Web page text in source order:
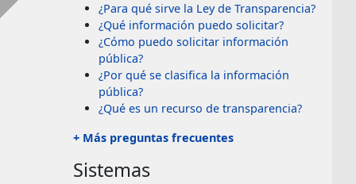
¿Para qué sirve la Ley de Transparencia?
¿Qué información puedo solicitar?
¿Cómo puedo solicitar información
pública?
¿Por qué se clasifica la información
pública?
¿Qué es un recurso de transparencia?
+ Más preguntas frecuentes
Sistemas